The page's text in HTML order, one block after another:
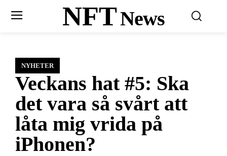
NFTNews
NYHETER
Veckans hat #5: Ska
det vara så svårt att
låta mig vrida på
iPhonen?